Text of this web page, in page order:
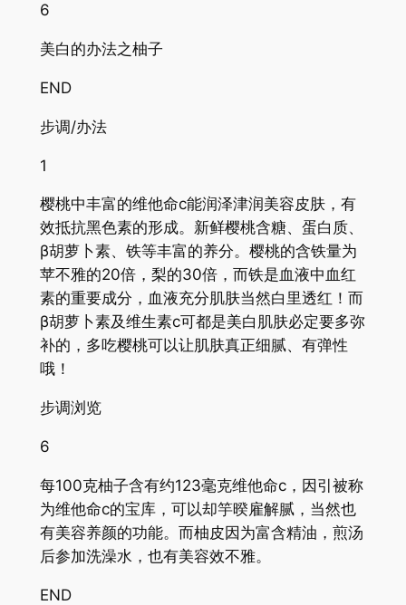
6
美白的办法之柚子
END
步调/办法
1
樱桃中丰富的维他命c能润泽津润美容皮肤，有
效抵抗黑色素的形成。新鲜樱桃含糖、蛋白质、
β胡萝卜素、铁等丰富的养分。樱桃的含铁量为
苹不雅的20倍，梨的30倍，而铁是血液中血红
素的重要成分，血液充分肌肤当然白里透红！而
β胡萝卜素及维生素c可都是美白肌肤必定要多弥
补的，多吃樱桃可以让肌肤真正细腻、有弹性
哦！
步调浏览
6
每100克柚子含有约123毫克维他命c，因引被称
为维他命c的宝库，可以却竽暌雇解腻，当然也
有美容养颜的功能。而柚皮因为富含精油，煎汤
后参加洗澡水，也有美容效不雅。
END